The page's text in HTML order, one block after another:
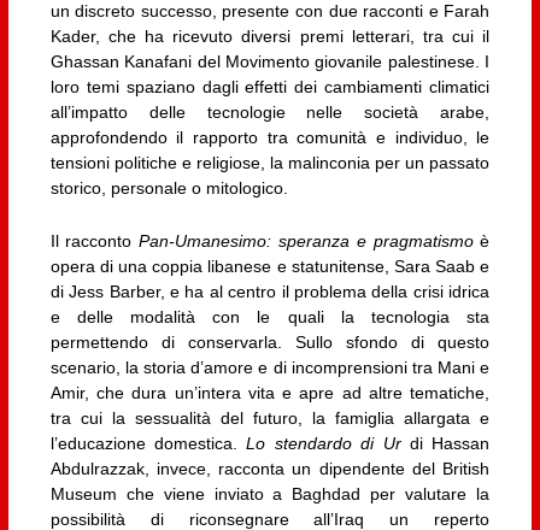
un discreto successo, presente con due racconti e Farah
Kader, che ha ricevuto diversi premi letterari, tra cui il
Ghassan Kanafani del Movimento giovanile palestinese. I
loro temi spaziano dagli effetti dei cambiamenti climatici
all’impatto delle tecnologie nelle società arabe,
approfondendo il rapporto tra comunità e individuo, le
tensioni politiche e religiose, la malinconia per un passato
storico, personale o mitologico.
Il raccontoPan-Umanesimo: speranza e pragmatismoè
opera di una coppia libanese e statunitense, Sara Saab e
di Jess Barber, e ha al centro il problema della crisi idrica
e delle modalità con le quali la tecnologia sta
permettendo di conservarla. Sullo sfondo di questo
scenario, la storia d’amore e di incomprensioni tra Mani e
Amir, che dura un’intera vita e apre ad altre tematiche,
tra cui la sessualità del futuro, la famiglia allargata e
l’educazione domestica.Lo stendardo di Urdi Hassan
Abdulrazzak, invece, racconta un dipendente del British
Museum che viene inviato a Baghdad per valutare la
possibilità di riconsegnare all’Iraq un reperto